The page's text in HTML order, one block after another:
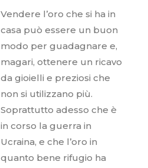
Vendere l’oro che si ha in
casa può essere un buon
modo per guadagnare e,
magari, ottenere un ricavo
da gioielli e preziosi che
non si utilizzano più.
Soprattutto adesso che è
in corso la guerra in
Ucraina, e che l’oro in
quanto bene rifugio ha